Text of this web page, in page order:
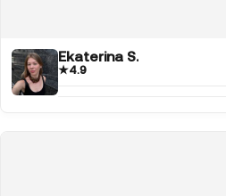
Ekaterina S.
★4.9